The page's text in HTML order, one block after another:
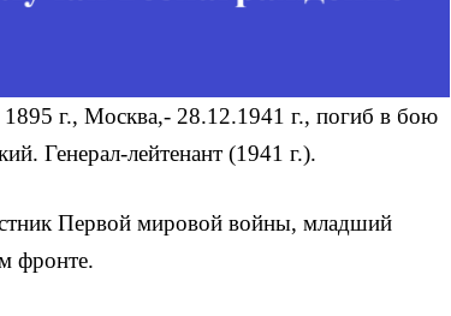
г., Москва,- 28.12.1941 г., погиб в бою
Генерал-лейтенант (1941 г.).
Первой мировой войны, младший
фронте.